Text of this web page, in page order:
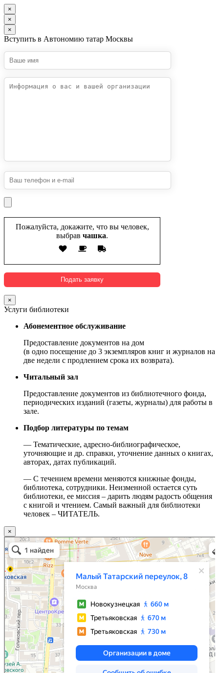
×
×
×
Вступить в Автономию татар Москвы
Пожалуйста, докажите, что вы человек,
выбрав чашка.
×
Услуги библиотеки
Абонементное обслуживание
Предоставление документов на дом
(в одно посещение до 3 экземпляров книг и журналов на
две недели с продлением срока их возврата).
Читальный зал
Предоставление документов из библиотечного фонда,
периодических изданий (газеты, журналы) для работы в
зале.
Подбор литературы по темам
— Тематические, адресно-библиографическое,
уточняющие и др. справки, уточнение данных о книгах,
авторах, датах публикаций.
— С течением времени меняются книжные фонды,
библиотека, сотрудники. Неизменной остается суть
библиотеки, ее миссия – дарить людям радость общения
с книгой и чтением. Самый важный для библиотеки
человек – ЧИТАТЕЛЬ.
×
Москва
Малый Татарский переулок, 8 на карте Москвы, ближайшее метро Новокузнецкая —
Яндекс.Карты